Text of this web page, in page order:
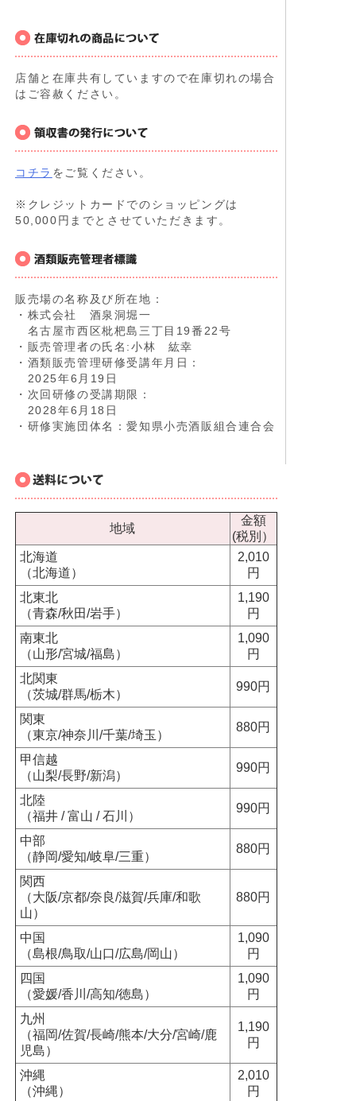
店舗と在庫共有していますので在庫切れの場合
はご容赦ください。
コチラ をご覧ください。
※クレジットカードでのショッピングは
50,000円までとさせていただきます。
販売場の名称及び所在地：
・株式会社 酒泉洞堀一
名古屋市西区枇杷島三丁目19番22号
・販売管理者の氏名:小林 紘幸
・酒類販売管理研修受講年月日：
2025年6月19日
・次回研修の受講期限：
2028年6月18日
・研修実施団体名：愛知県小売酒販組合連合会
地域
金額
(税別）
北海道
（北海道）
2,010
円
北東北
（青森/秋田/岩手）
1,190
円
南東北
（山形/宮城/福島）
1,090
円
北関東
（茨城/群馬/栃木）
990円
関東
（東京/神奈川/千葉/埼玉）
880円
甲信越
（山梨/長野/新潟）
990円
北陸
（福井 / 富山 / 石川）
990円
中部
（静岡/愛知/岐阜/三重）
880円
関西
（大阪/京都/奈良/滋賀/兵庫/和歌
山）
880円
中国
（島根/鳥取/山口/広島/岡山）
1,090
円
四国
（愛媛/香川/高知/徳島）
1,090
円
九州
（福岡/佐賀/長崎/熊本/大分/宮崎/鹿
児島）
1,190
円
沖縄
（沖縄）
2,010
円